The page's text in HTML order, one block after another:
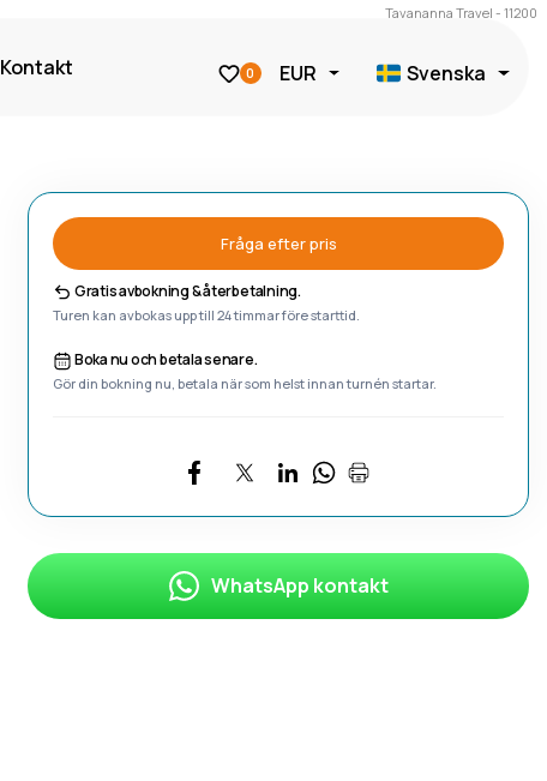
Tavananna Travel - 11200
Kontakt 0 EUR Svenska
Fråga efter pris
Gratis avbokning & återbetalning.
Turen kan avbokas upp till 24 timmar före starttid.
Boka nu och betala senare.
Gör din bokning nu, betala när som helst innan turnén startar.
WhatsApp kontakt